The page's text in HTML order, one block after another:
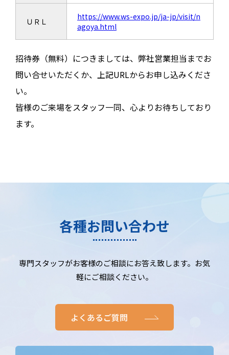
ＵＲＬ
https://www.ws-expo.jp/ja-jp/visit/n
agoya.html
招待券（無料）につきましては、弊社営業担当までお
問い合せいただくか、上記URLからお申し込みくださ
い。
皆様のご来場をスタッフ一同、心よりお待ちしており
ます。
各種お問い合わせ
専門スタッフがお客様のご相談にお答え致します。お気
軽にご相談ください。
よくあるご質問